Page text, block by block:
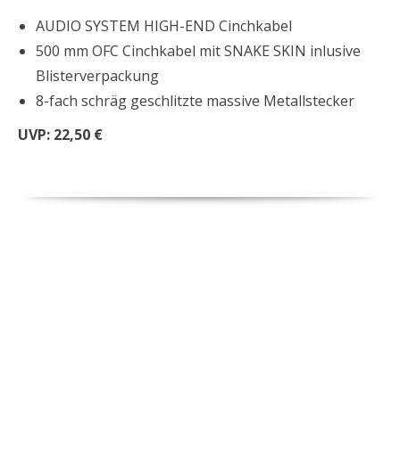
AUDIO SYSTEM HIGH-END Cinchkabel
500 mm OFC Cinchkabel mit SNAKE SKIN inlusive
Blisterverpackung
8-fach schräg geschlitzte massive Metallstecker
UVP: 22,50 €